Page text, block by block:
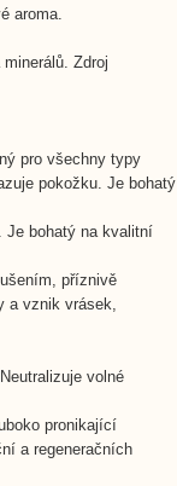
aroma.
Zdroj
pro všechny typy
pokožku. Je bohatý
Je bohatý na kvalitní
příznivě
a vznik vrásek,
volné
pronikající
a regeneračních